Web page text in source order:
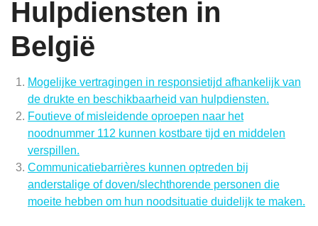
Hulpdiensten in
België
Mogelijke vertragingen in responsietijd afhankelijk van
de drukte en beschikbaarheid van hulpdiensten.
Foutieve of misleidende oproepen naar het
noodnummer 112 kunnen kostbare tijd en middelen
verspillen.
Communicatiebarrières kunnen optreden bij
anderstalige of doven/slechthorende personen die
moeite hebben om hun noodsituatie duidelijk te maken.